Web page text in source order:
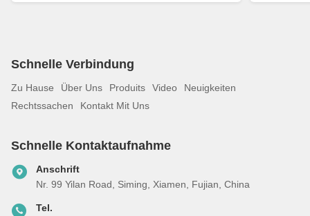
Schnelle Verbindung
Zu Hause Über Uns Produits Video
Neuigkeiten
Rechtssachen
Kontakt Mit Uns
Schnelle Kontaktaufnahme
Anschrift
Nr. 99 Yilan Road, Siming, Xiamen, Fujian, China
Tel.